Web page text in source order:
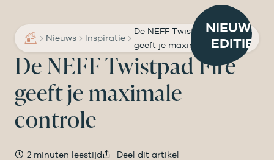
Nieuws Inspiratie
De NEFF Twistpad Fire
geeft je maximale controle
De NEFF Twistpad Fire
geeft je maximale
controle
2 minuten leestijd Deel dit artikel
NIEUWE
EDITIE